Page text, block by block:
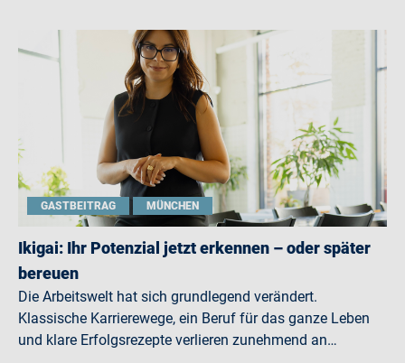
GASTBEITRAG MÜNCHEN
Ikigai: Ihr Potenzial jetzt erkennen – oder später
bereuen
Die Arbeitswelt hat sich grundlegend verändert.
Klassische Karrierewege, ein Beruf für das ganze Leben
und klare Erfolgsrezepte verlieren zunehmend an…